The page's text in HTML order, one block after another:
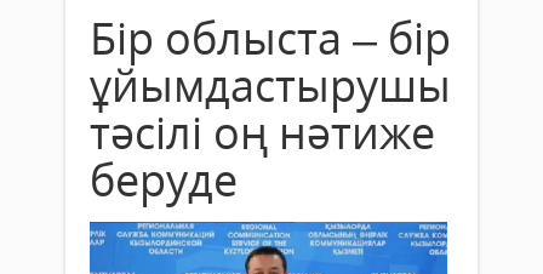
Бір облыста – бір
ұйымдастырушы
тәсілі оң нәтиже
беруде